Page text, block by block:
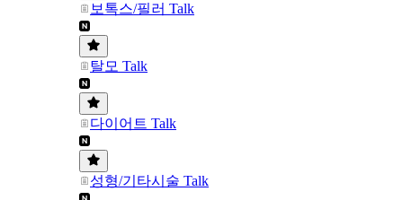
보톡스/필러 Talk
탈모 Talk
다이어트 Talk
성형/기타시술 Talk